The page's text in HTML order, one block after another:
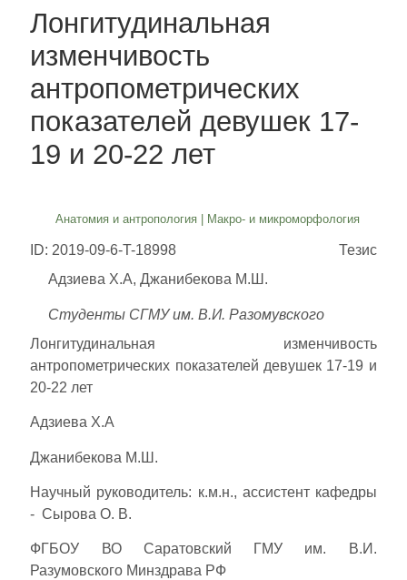
Лонгитудинальная
изменчивость
антропометрических
показателей девушек 17-
19 и 20-22 лет
Анатомия и антропология Макро- и микроморфология
ID: 2019-09-6-T-18998
Тезис
Адзиева Х.А, Джанибекова М.Ш.
Студенты СГМУ им. В.И. Разомувского
Лонгитудинальная изменчивость
антропометрических показателей девушек 17-19 и
20-22 лет
Адзиева Х.А
Джанибекова М.Ш.
Научный руководитель: к.м.н., ассистент кафедры
- Сырова О. В.
ФГБОУ ВО Саратовский ГМУ им. В.И.
Разумовского Минздрава РФ